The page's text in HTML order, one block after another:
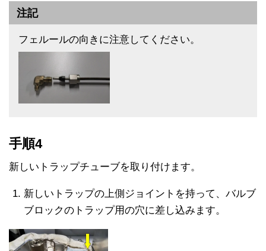
注記
フェルールの向きに注意してください。
手順4
新しいトラップチューブを取り付けます。
新しいトラップの上側ジョイントを持って、バルブ
ブロックのトラップ用の穴に差し込みます。